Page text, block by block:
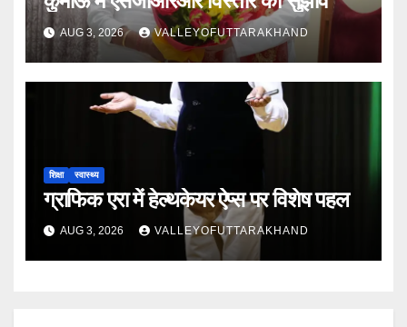
AUG 3, 2026 VALLEYOFUTTARAKHAND
शिक्षा स्वास्थ्य
ग्राफिक एरा में हेल्थकेयर ऐप्स पर विशेष पहल
AUG 3, 2026 VALLEYOFUTTARAKHAND